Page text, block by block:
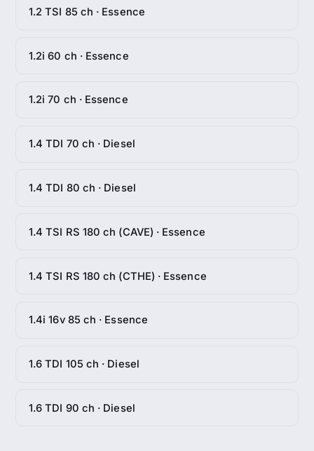
1.2 TSI 85 ch · Essence
1.2i 60 ch · Essence
1.2i 70 ch · Essence
1.4 TDI 70 ch · Diesel
1.4 TDI 80 ch · Diesel
1.4 TSI RS 180 ch (CAVE) · Essence
1.4 TSI RS 180 ch (CTHE) · Essence
1.4i 16v 85 ch · Essence
1.6 TDI 105 ch · Diesel
1.6 TDI 90 ch · Diesel